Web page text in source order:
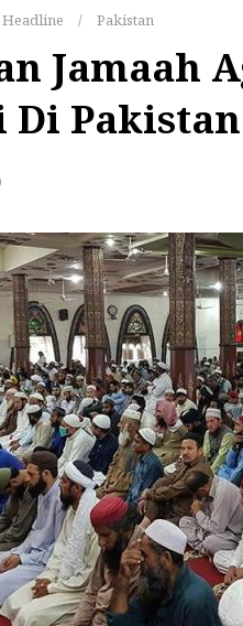
Headline / Pakistan
Jamaah
Di Pakistan